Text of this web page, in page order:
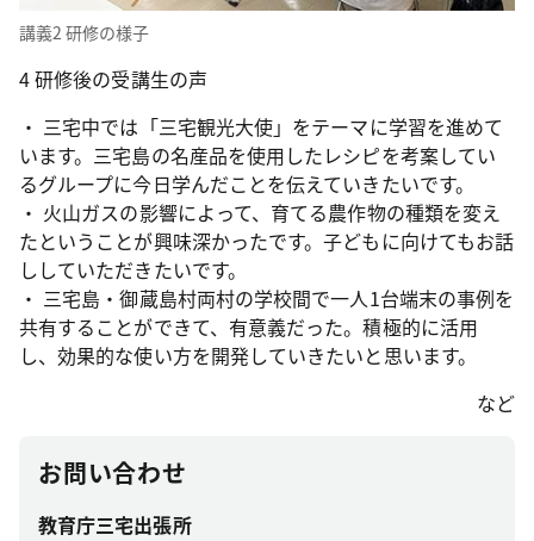
講義2 研修の様子
4 研修後の受講生の声
・ 三宅中では「三宅観光大使」をテーマに学習を進めて
います。三宅島の名産品を使用したレシピを考案してい
るグループに今日学んだことを伝えていきたいです。
・ 火山ガスの影響によって、育てる農作物の種類を変え
たということが興味深かったです。子どもに向けてもお話
ししていただきたいです。
・ 三宅島・御蔵島村両村の学校間で一人1台端末の事例を
共有することができて、有意義だった。積極的に活用
し、効果的な使い方を開発していきたいと思います。
など
お問い合わせ
教育庁三宅出張所